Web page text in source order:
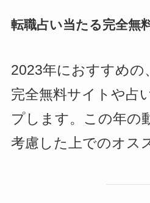
転職占い当たる完全無
2023年におすすめの
完全無料サイトや占
プします。この年の
考慮した上でのオス